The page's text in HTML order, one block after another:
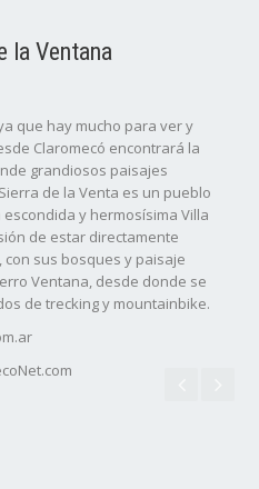
la Ventana
que hay mucho para ver y
Claromecó encontrará la
grandiosos paisajes
de la Venta es un pueblo
y hermosísima Villa
de estar directamente
sus bosques y paisaje
Ventana, desde donde se
de trecking y mountainbike.